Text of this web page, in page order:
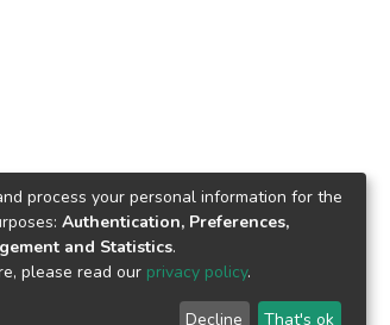
process your personal information for the
Authentication, Preferences,
and Statistics.
please read our privacy policy.
Decline That's ok